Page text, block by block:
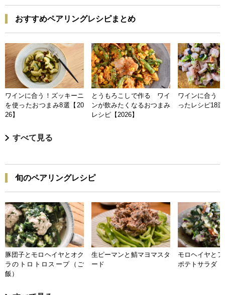
おすすめペアリングレシピまとめ
ワインに合う！ズッキーニ
を使ったおつまみ8選【20
26】
とうもろこしで作る ワイ
ンが飲みたくなるおつまみ
レシピ【2026】
ワインに合う
ったレシピ18
すべて見る
旬のペアリングレシピ
豚団子とモロヘイヤとオク
ラのトロトロスープ（ご
飯）
生ピーマンと鯖マヨマスタ
ード
モロヘイヤと
ポテトサラダ